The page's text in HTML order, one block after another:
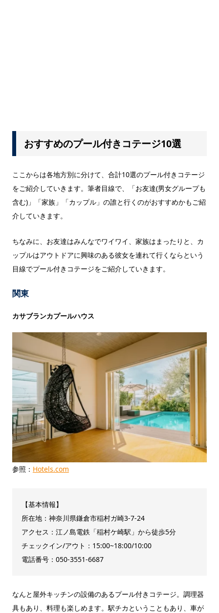
おすすめのプール付きコテージ10選
ここからは各地方別に分けて、合計10選のプール付きコテージ
をご紹介していきます。筆者目線で、「お友達(男女グループも
含む)」「家族」「カップル」の誰と行くのがおすすめかもご紹
介していきます。
ちなみに、お友達はみんなでワイワイ、家族はまったりと、カ
ップルはアウトドアに興味のある彼女を連れて行くならという
目線でプール付きコテージをご紹介していきます。
関東
カサブランカプールハウス
参照： Hotels.com
【基本情報】
所在地：神奈川県鎌倉市稲村ガ崎3-7-24
アクセス：江ノ島電鉄「稲村ケ崎駅」から徒歩5分
チェックイン/アウト：15:00~18:00/10:00
電話番号：050-3551-6687
なんと屋外キッチンの設備のあるプール付きコテージ。調理器
具もあり、料理も楽しめます。駅チカということもあり、車が